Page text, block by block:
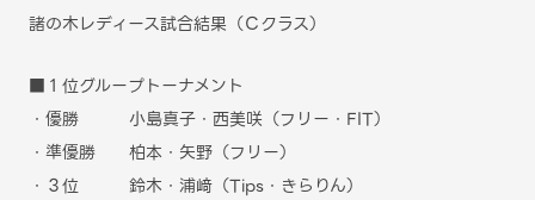
諸の木レディース試合結果（Ｃクラス）
■１位グループトーナメント
・優勝 小島真子・西美咲（フリー・FIT）
・準優勝 柏本・矢野（フリー）
・３位 鈴木・浦﨑（Tips・きらりん）